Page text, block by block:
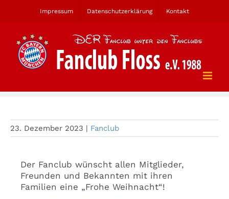
Impressum Datenschutzerklärung Kontakt
23. Dezember 2023 | Fanclub
Der Fanclub wünscht allen Mitglieder,
Freunden und Bekannten mit ihren
Familien eine „Frohe Weihnacht“!